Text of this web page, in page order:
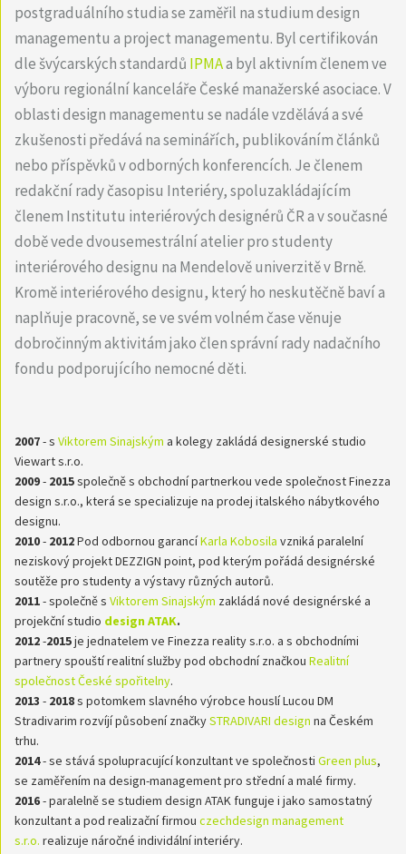
postgraduálního studia se zaměřil na studium design
managementu a project managementu. Byl certifikován
dle švýcarských standardů IPMAa byl aktivním členem ve
výboru regionální kanceláře České manažerské asociace. V
oblasti design managementu se nadále vzdělává a své
zkušenosti předává na seminářích, publikováním článků
nebo příspěvků v odborných konferencích. Je členem
redakční rady časopisu Interiéry, spoluzakládajícím
členem Institutu interiérových designérů ČR a v současné
době vede dvousemestrální atelier pro studenty
interiérového designu na Mendelově univerzitě v Brně.
Kromě interiérového designu, který ho neskutěčně baví a
naplňuje pracovně, se ve svém volném čase věnuje
dobročinným aktivitám jako člen správní rady nadačního
fondu podporujícího nemocné děti.
2007- s Viktorem Sinajským a kolegy zakládá designerské studio
Viewart s.r.o.
2009- 2015společně s obchodní partnerkou vede společnost Finezza
design s.r.o., která se specializuje na prodej italského nábytkového
designu.
2010- 2012Pod odbornou garancíKarla Kobosila vzniká paralelní
neziskový projekt DEZZIGN point, pod kterým pořádá designérské
soutěže pro studenty a výstavy různých autorů.
2011- společně s Viktorem Sinajským zakládá nové designérské a
projekční studio design ATAK.
2012-2015je jednatelem ve Finezza reality s.r.o. a s obchodními
partnery spouští realitní služby pod obchodní značkou Realitní
společnost České spořitelny.
2013 - 2018s potomkem slavného výrobce houslí Lucou DM
Stradivarim rozvíjí působení značkySTRADIVARI design na Českém
trhu.
2014- se stává spolupracující konzultant ve společnosti Green plus,
se zaměřením na design-management pro střední a malé firmy.
2016- paralelně se studiem design ATAK funguje i jako samostatný
konzultant a pod realizační firmou czechdesign management
s.r.o. realizuje náročné individální interiéry.